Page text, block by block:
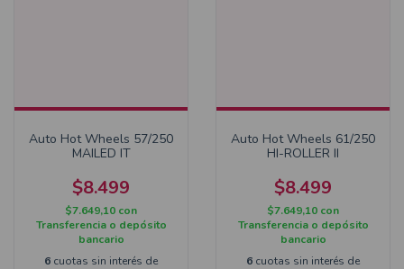
Auto Hot Wheels 57/250
MAILED IT
$8.499
$7.649,10 con
Transferencia o depósito
bancario
6 cuotas sin interés de
Auto Hot Wheels 61/250
HI-ROLLER II
$8.499
$7.649,10 con
Transferencia o depósito
bancario
6 cuotas sin interés de